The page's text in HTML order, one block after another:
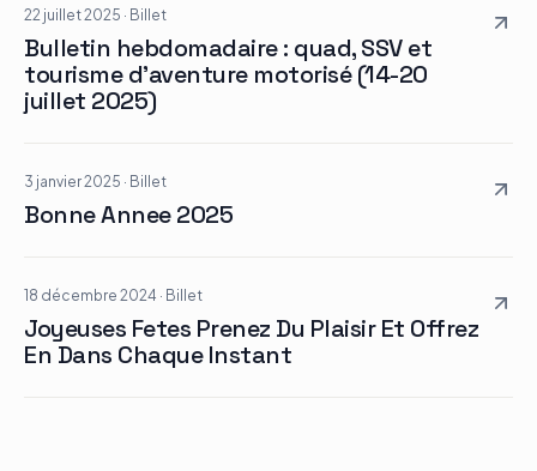
22 juillet 2025 · Billet
Bulletin hebdomadaire : quad, SSV et
tourisme d’aventure motorisé (14-20
juillet 2025)
3 janvier 2025 · Billet
Bonne Annee 2025
18 décembre 2024 · Billet
Joyeuses Fetes Prenez Du Plaisir Et Offrez
En Dans Chaque Instant